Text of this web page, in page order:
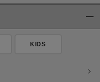
KIDS